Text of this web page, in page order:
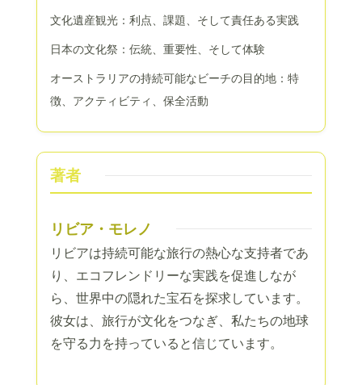
文化遺産観光：利点、課題、そして責任ある実践
日本の文化祭：伝統、重要性、そして体験
オーストラリアの持続可能なビーチの目的地：特
徴、アクティビティ、保全活動
著者
リビア・モレノ
リビアは持続可能な旅行の熱心な支持者であ
り、エコフレンドリーな実践を促進しなが
ら、世界中の隠れた宝石を探求しています。
彼女は、旅行が文化をつなぎ、私たちの地球
を守る力を持っていると信じています。